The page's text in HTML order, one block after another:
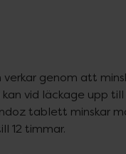
genom att
vid läckage upp
tablett minskar
12 timmar.